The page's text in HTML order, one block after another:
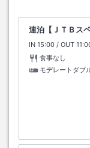
連泊【ＪＴＢス
IN チェックイン
15:00 / OUT チェ
食事なし
モデレートダ